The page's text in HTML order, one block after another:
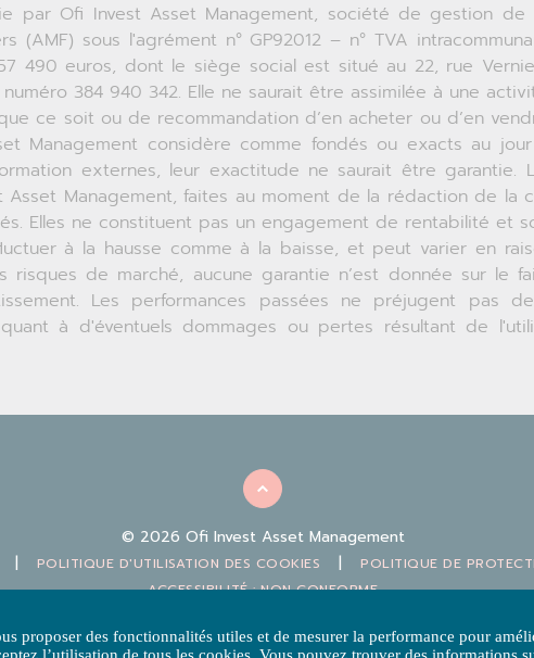
par Ofi Invest Asset Management, société de gestion
(AMF) sous l'agrément n° GP92012 – n° TVA
490 euros, dont le siège social est situé au 22, rue
384 940 342. Elle ne saurait être assimilée à une
ce soit ou de recommandation d’en acheter ou d’en
Management considère comme fondés ou exacts au
externes, leur exactitude ne saurait être garantie.
Management, faites au moment de la rédaction de la
Elles ne constituent pas un engagement de rentabilité et
à la hausse comme à la baisse, et peut varier en
de marché, aucune garantie n’est donnée sur le
Les performances passées ne préjugent pas
à d'éventuels dommages ou pertes résultant de
© 2026 Ofi Invest Asset Management
| POLITIQUE D'UTILISATION DES COOKIES | POLITIQUE DE
ACCESSIBILITÉ : NON CONFORME
euros - RCS NANTERRE 384 940 342 – APE 6630 Z – Agrément AMF n° GP
proposer des fonctionnalités utiles et de mesurer la performance pour